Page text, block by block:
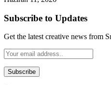
Subscribe to Updates
Get the latest creative news from